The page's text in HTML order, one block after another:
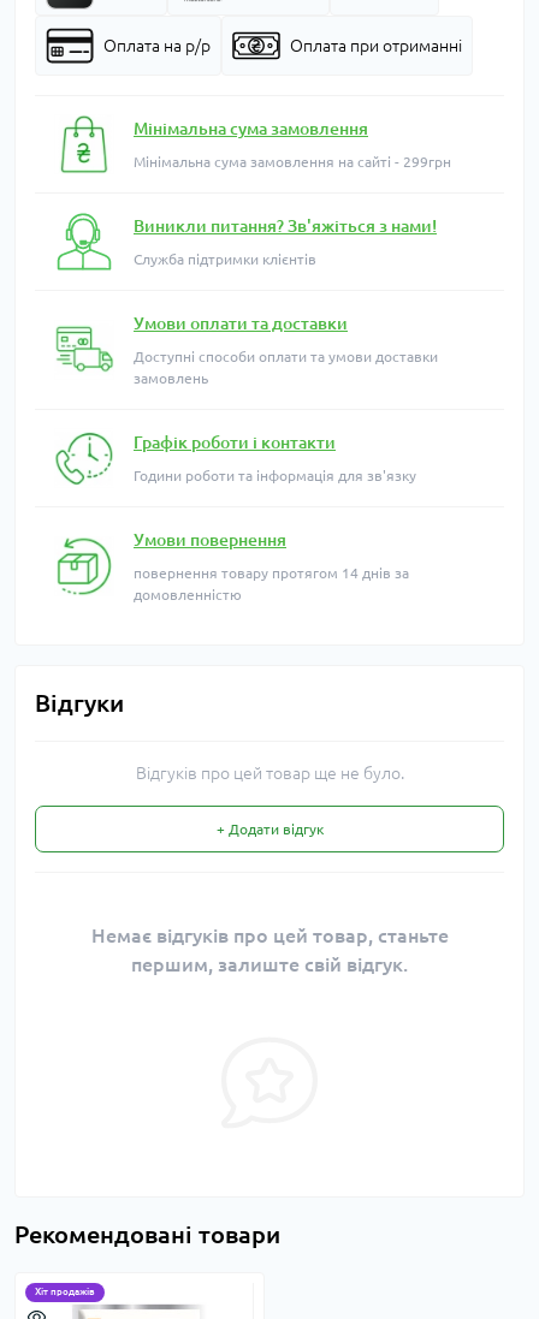
Оплата на р/р Оплата при отриманні
Мінімальна сума замовлення
Мінімальна сума замовлення на сайті - 299грн
Виникли питання? Зв'яжіться з нами!
Служба підтримки клієнтів
Умови оплати та доставки
Доступні способи оплати та умови доставки
замовлень
Графік роботи і контакти
Години роботи та інформація для зв'язку
Умови повернення
повернення товару протягом 14 днів за
домовленністю
Відгуки
Відгуків про цей товар ще не було.
+ Додати відгук
Немає відгуків про цей товар, станьте
першим, залиште свій відгук.
Рекомендовані товари
Хіт продажів